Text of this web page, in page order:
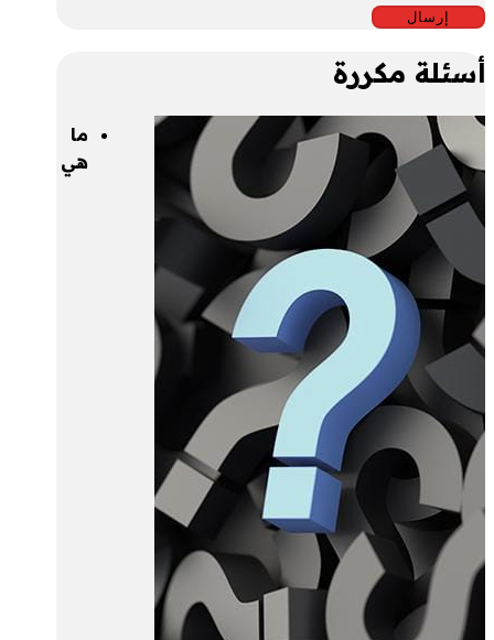
أسئلة مكررة
ما
هي